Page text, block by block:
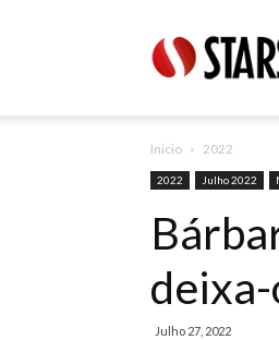
Online
Inicio 2022
2022 Julho 2022
Julho 27, 2022